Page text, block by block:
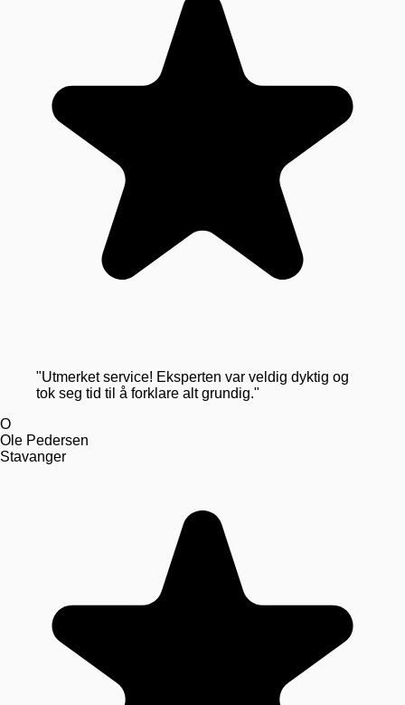
"Utmerket service! Eksperten var veldig dyktig og
tok seg tid til å forklare alt grundig."
O
Ole Pedersen
Stavanger